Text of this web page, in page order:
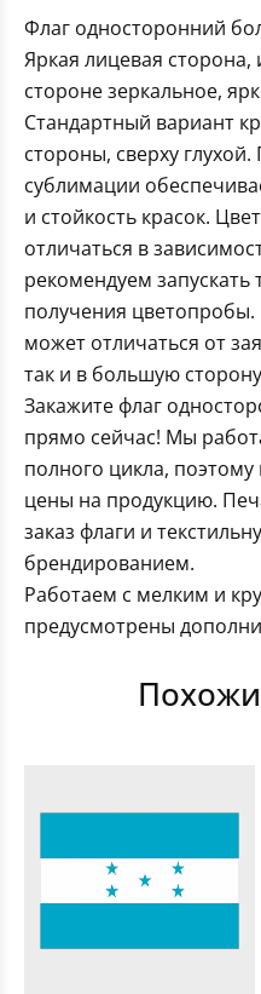
Флаг односторонний
Яркая лицевая
стороне зеркальное,
Стандартный вариант
стороны, сверху
сублимации
и стойкость красок.
отличаться в
рекомендуем запускать
получения
может отличаться от
так и в большую
Закажите флаг
прямо сейчас! Мы
полного цикла,
цены на продукцию.
заказ флаги и
брендированием.
Работаем с мелким и
предусмотрены